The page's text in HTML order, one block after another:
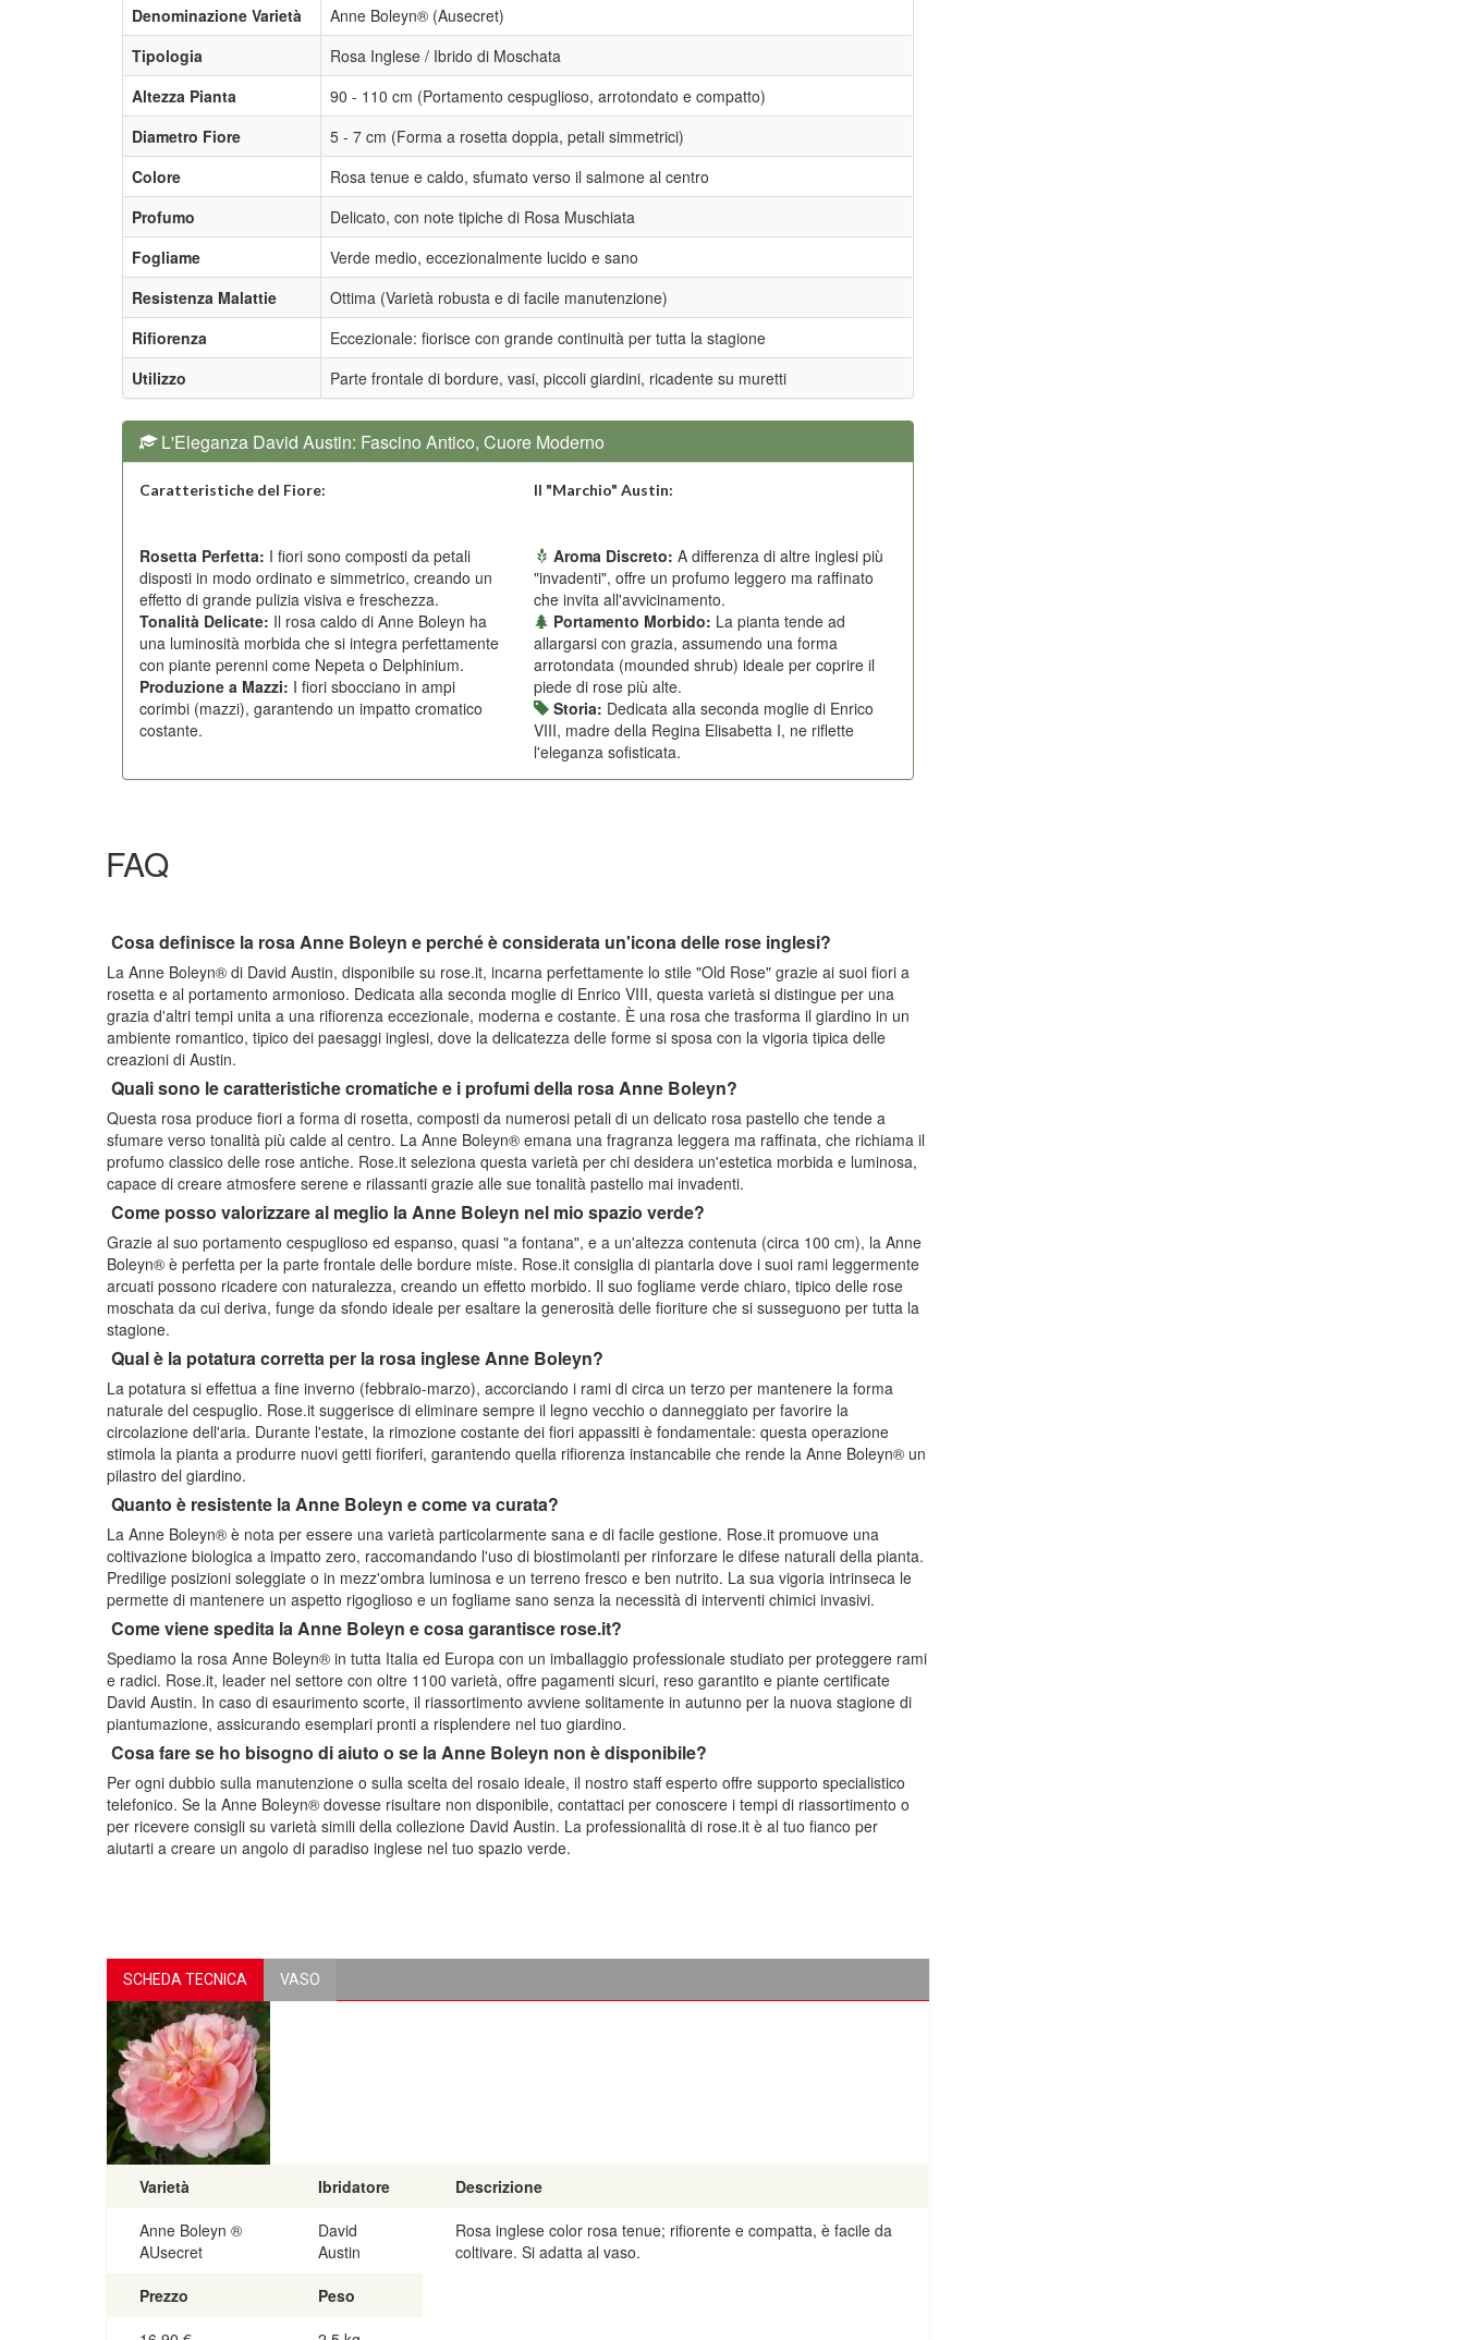
Denominazione Varietà
Anne Boleyn® (Ausecret)
Tipologia
Rosa Inglese / Ibrido di Moschata
Altezza Pianta
90 - 110 cm (Portamento cespuglioso, arrotondato e compatto)
Diametro Fiore
5 - 7 cm (Forma a rosetta doppia, petali simmetrici)
Colore
Rosa tenue e caldo, sfumato verso il salmone al centro
Profumo
Delicato, con note tipiche di Rosa Muschiata
Fogliame
Verde medio, eccezionalmente lucido e sano
Resistenza Malattie
Ottima (Varietà robusta e di facile manutenzione)
Rifiorenza
Eccezionale: fiorisce con grande continuità per tutta la stagione
Utilizzo
Parte frontale di bordure, vasi, piccoli giardini, ricadente su muretti
L'Eleganza David Austin: Fascino Antico, Cuore Moderno
Caratteristiche del Fiore:
Rosetta Perfetta: I fiori sono composti da petali
disposti in modo ordinato e simmetrico, creando un
effetto di grande pulizia visiva e freschezza.
Tonalità Delicate: Il rosa caldo di Anne Boleyn ha
una luminosità morbida che si integra perfettamente
con piante perenni come Nepeta o Delphinium.
Produzione a Mazzi: I fiori sbocciano in ampi
corimbi (mazzi), garantendo un impatto cromatico
costante.
Il "Marchio" Austin:
Aroma Discreto: A differenza di altre inglesi più
"invadenti", offre un profumo leggero ma raffinato
che invita all'avvicinamento.
Portamento Morbido: La pianta tende ad
allargarsi con grazia, assumendo una forma
arrotondata (mounded shrub) ideale per coprire il
piede di rose più alte.
Storia: Dedicata alla seconda moglie di Enrico
VIII, madre della Regina Elisabetta I, ne riflette
l'eleganza sofisticata.
FAQ
Cosa definisce la rosa Anne Boleyn e perché è considerata un'icona delle rose inglesi?
La Anne Boleyn® di David Austin, disponibile su rose.it, incarna perfettamente lo stile "Old Rose" grazie ai suoi fiori a
rosetta e al portamento armonioso. Dedicata alla seconda moglie di Enrico VIII, questa varietà si distingue per una
grazia d'altri tempi unita a una rifiorenza eccezionale, moderna e costante. È una rosa che trasforma il giardino in un
ambiente romantico, tipico dei paesaggi inglesi, dove la delicatezza delle forme si sposa con la vigoria tipica delle
creazioni di Austin.
Quali sono le caratteristiche cromatiche e i profumi della rosa Anne Boleyn?
Questa rosa produce fiori a forma di rosetta, composti da numerosi petali di un delicato rosa pastello che tende a
sfumare verso tonalità più calde al centro. La Anne Boleyn® emana una fragranza leggera ma raffinata, che richiama il
profumo classico delle rose antiche. Rose.it seleziona questa varietà per chi desidera un'estetica morbida e luminosa,
capace di creare atmosfere serene e rilassanti grazie alle sue tonalità pastello mai invadenti.
Come posso valorizzare al meglio la Anne Boleyn nel mio spazio verde?
Grazie al suo portamento cespuglioso ed espanso, quasi "a fontana", e a un'altezza contenuta (circa 100 cm), la Anne
Boleyn® è perfetta per la parte frontale delle bordure miste. Rose.it consiglia di piantarla dove i suoi rami leggermente
arcuati possono ricadere con naturalezza, creando un effetto morbido. Il suo fogliame verde chiaro, tipico delle rose
moschata da cui deriva, funge da sfondo ideale per esaltare la generosità delle fioriture che si susseguono per tutta la
stagione.
Qual è la potatura corretta per la rosa inglese Anne Boleyn?
La potatura si effettua a fine inverno (febbraio-marzo), accorciando i rami di circa un terzo per mantenere la forma
naturale del cespuglio. Rose.it suggerisce di eliminare sempre il legno vecchio o danneggiato per favorire la
circolazione dell'aria. Durante l'estate, la rimozione costante dei fiori appassiti è fondamentale: questa operazione
stimola la pianta a produrre nuovi getti fioriferi, garantendo quella rifiorenza instancabile che rende la Anne Boleyn® un
pilastro del giardino.
Quanto è resistente la Anne Boleyn e come va curata?
La Anne Boleyn® è nota per essere una varietà particolarmente sana e di facile gestione. Rose.it promuove una
coltivazione biologica a impatto zero, raccomandando l'uso di biostimolanti per rinforzare le difese naturali della pianta.
Predilige posizioni soleggiate o in mezz'ombra luminosa e un terreno fresco e ben nutrito. La sua vigoria intrinseca le
permette di mantenere un aspetto rigoglioso e un fogliame sano senza la necessità di interventi chimici invasivi.
Come viene spedita la Anne Boleyn e cosa garantisce rose.it?
Spediamo la rosa Anne Boleyn® in tutta Italia ed Europa con un imballaggio professionale studiato per proteggere rami
e radici. Rose.it, leader nel settore con oltre 1100 varietà, offre pagamenti sicuri, reso garantito e piante certificate
David Austin. In caso di esaurimento scorte, il riassortimento avviene solitamente in autunno per la nuova stagione di
piantumazione, assicurando esemplari pronti a risplendere nel tuo giardino.
Cosa fare se ho bisogno di aiuto o se la Anne Boleyn non è disponibile?
Per ogni dubbio sulla manutenzione o sulla scelta del rosaio ideale, il nostro staff esperto offre supporto specialistico
telefonico. Se la Anne Boleyn® dovesse risultare non disponibile, contattaci per conoscere i tempi di riassortimento o
per ricevere consigli su varietà simili della collezione David Austin. La professionalità di rose.it è al tuo fianco per
aiutarti a creare un angolo di paradiso inglese nel tuo spazio verde.
SCHEDA TECNICA VASO
Varietà Ibridatore
Descrizione
Anne Boleyn ®
AUsecret
David
Austin
Rosa inglese color rosa tenue; rifiorente e compatta, è facile da
coltivare. Si adatta al vaso.
Prezzo
Peso